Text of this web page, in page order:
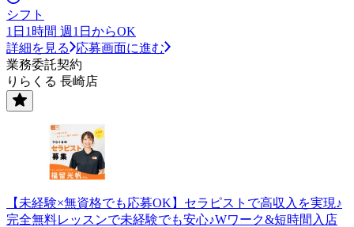
シフト
1日1時間 週1日からOK
詳細を見る
応募画面に進む
業務委託契約
りらくる 長崎店
【未経験×無資格でも応募OK】セラピストで高収入を実現♪
完全無料レッスンで未経験でも安心♪Wワーク&短時間入店